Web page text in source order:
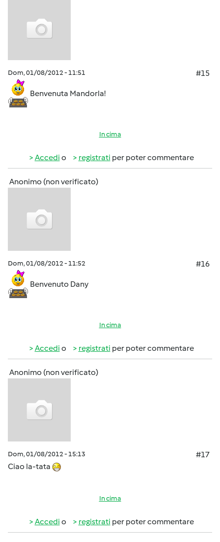
Dom, 01/08/2012 - 11:51 #15
Benvenuta Mandorla!
In cima
Accedi o registrati per poter commentare
Anonimo (non verificato)
Dom, 01/08/2012 - 11:52 #16
Benvenuto Dany
In cima
Accedi o registrati per poter commentare
Anonimo (non verificato)
Dom, 01/08/2012 - 15:13
#17
Ciao la-tata
In cima
Accedi o registrati per poter commentare